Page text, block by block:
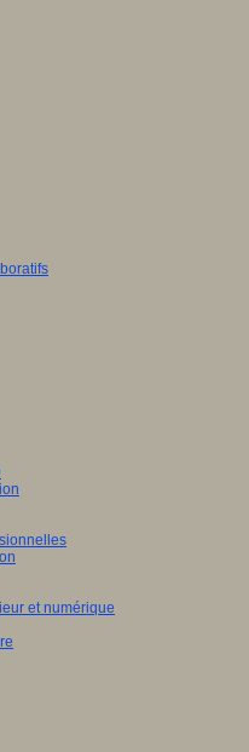
et numérique